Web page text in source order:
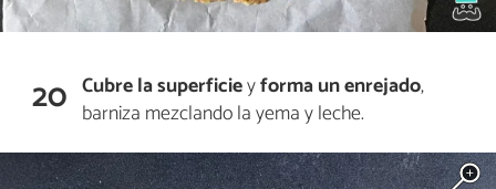
20 Cubre la superficieyforma un enrejado,
barniza mezclando la yema y leche.